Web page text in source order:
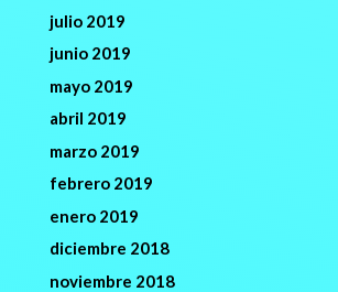
julio 2019
junio 2019
mayo 2019
abril 2019
marzo 2019
febrero 2019
enero 2019
diciembre 2018
noviembre 2018